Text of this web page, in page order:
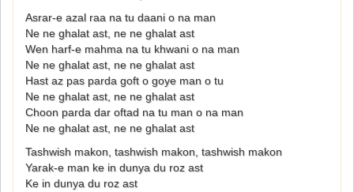
Asrar-e azal raa na tu daani o na man
Ne ne ghalat ast, ne ne ghalat ast
Wen harf-e mahma na tu khwani o na man
Ne ne ghalat ast, ne ne ghalat ast
Hast az pas parda goft o goye man o tu
Ne ne ghalat ast, ne ne ghalat ast
Choon parda dar oftad na tu man o na man
Ne ne ghalat ast, ne ne ghalat ast
Tashwish makon, tashwish makon, tashwish makon
Yarak-e man ke in dunya du roz ast
Ke in dunya du roz ast